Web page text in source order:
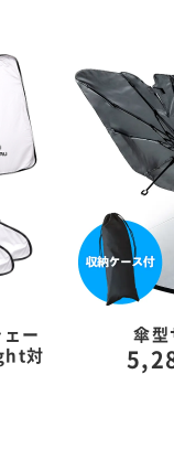
ー
対
傘型